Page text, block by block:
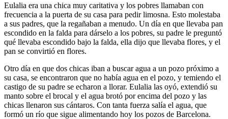
Eulalia era una chica muy caritativa y los pobres llamaban con
frecuencia a la puerta de su casa para pedir limosna. Esto molestaba
a sus padres, que la regañaban a menudo. Un día en que llevaba pan
escondido en la falda para dárselo a los pobres, su padre le preguntó
qué llevaba escondido bajo la falda, ella dijo que llevaba flores, y el
pan se convirtió en flores.
Otro día en que dos chicas iban a buscar agua a un pozo próximo a
su casa, se encontraron que no había agua en el pozo, y temiendo el
castigo de su padre se echaron a llorar. Eulalia las oyó, extendió su
manto sobre el brocal y el agua brotó por encima del pozo y las
chicas llenaron sus cántaros. Con tanta fuerza salía el agua, que
formó un río que sigue alimentando hoy los pozos de Barcelona.